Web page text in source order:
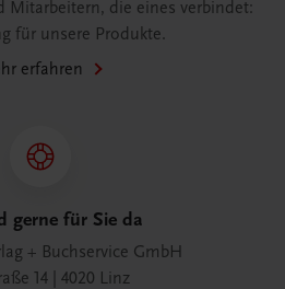
Mitarbeitern, die eines verbindet:
für unsere Produkte.
erfahren
gerne für Sie da
+ Buchservice GmbH
14 | 4020 Linz